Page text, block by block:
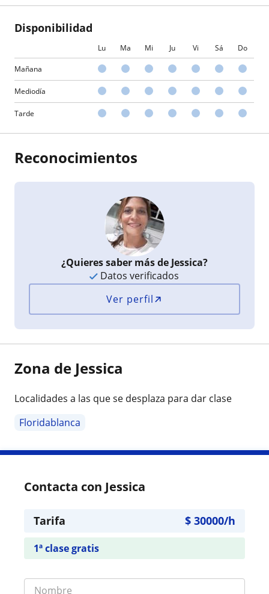
Disponibilidad
Lu Ma Mi Ju Vi Sá Do
Mañana
Mediodía
Tarde
Reconocimientos
¿Quieres saber más de Jessica?
Datos verificados
Ver perfil
Zona de Jessica
Localidades a las que se desplaza para dar clase
Floridablanca
Contacta con Jessica
Tarifa $ 30000/h
1ª clase gratis